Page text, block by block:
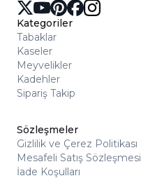
Kategoriler
Tabaklar
Kaseler
Meyvelikler
Kadehler
Sipariş Takip
Sözleşmeler
Gizlilik ve Çerez Politikası
Mesafeli Satış Sözleşmesi
İade Koşulları